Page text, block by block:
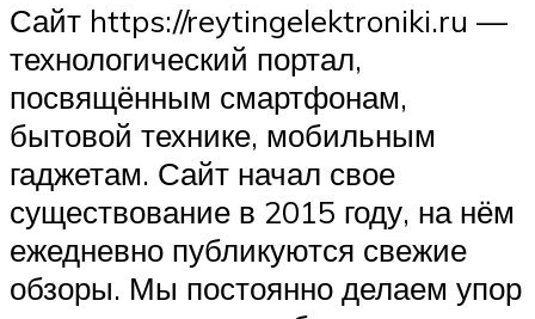
Сайт https://reytingelektroniki.ru —
технологический портал,
посвящённым смартфонам,
бытовой технике, мобильным
гаджетам. Сайт начал свое
существование в 2015 году, на нём
ежедневно публикуются свежие
обзоры. Мы постоянно делаем упор